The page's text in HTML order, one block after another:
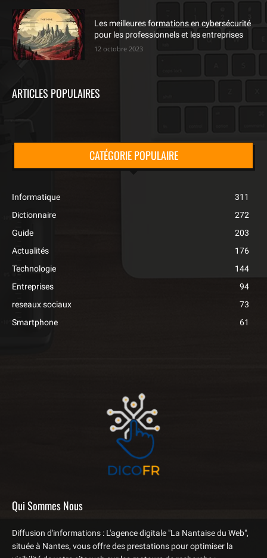
Les meilleures formations en cybersécurité
pour les professionnels et les entreprises
12 octobre 2023
ARTICLES POPULAIRES
CATÉGORIE POPULAIRE
Informatique
311
Dictionnaire
272
Guide
203
Actualités
176
Technologie
144
Entreprises
94
reseaux sociaux
73
Smartphone
61
Qui Sommes Nous
Diffusion d'informations : L'agence digitale "La Nantaise du Web",
située à Nantes, vous offre des prestations pour optimiser la